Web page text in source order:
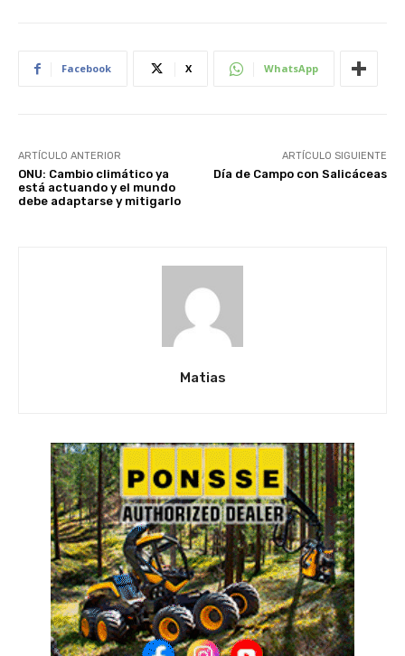
Facebook X WhatsApp
ARTÍCULO ANTERIOR
ONU: Cambio climático ya
está actuando y el mundo
debe adaptarse y mitigarlo
ARTÍCULO SIGUIENTE
Día de Campo con Salicáceas
Matias